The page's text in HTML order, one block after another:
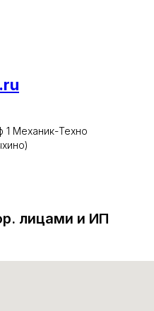
1 Механик-Техно
лицами и ИП